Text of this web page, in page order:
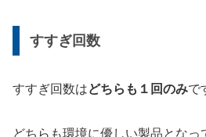
すすぎ回数
すすぎ回数はどちらも１回のみで
どちらも環境に優しい製品となっ